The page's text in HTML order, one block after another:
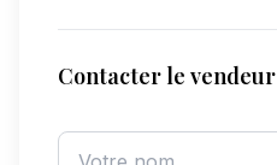
Contacter le vendeur